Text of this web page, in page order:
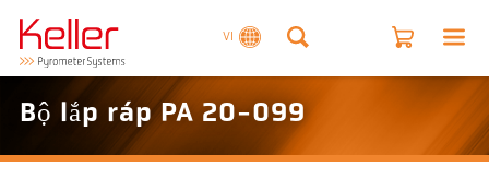
VI
Bộ lắp ráp PA 20-099